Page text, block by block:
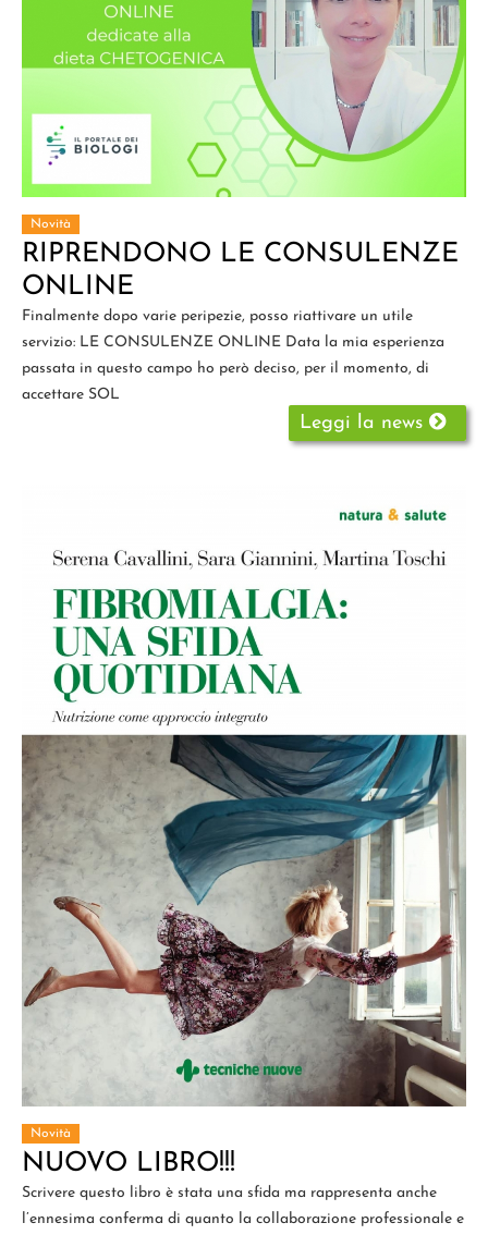
Novità
RIPRENDONO LE CONSULENZE
ONLINE
Finalmente dopo varie peripezie, posso riattivare un utile
servizio: LE CONSULENZE ONLINE Data la mia esperienza
passata in questo campo ho però deciso, per il momento, di
accettare SOL
Leggi la news
Novità
NUOVO LIBRO!!!
Scrivere questo libro è stata una sfida ma rappresenta anche
l’ennesima conferma di quanto la collaborazione professionale e